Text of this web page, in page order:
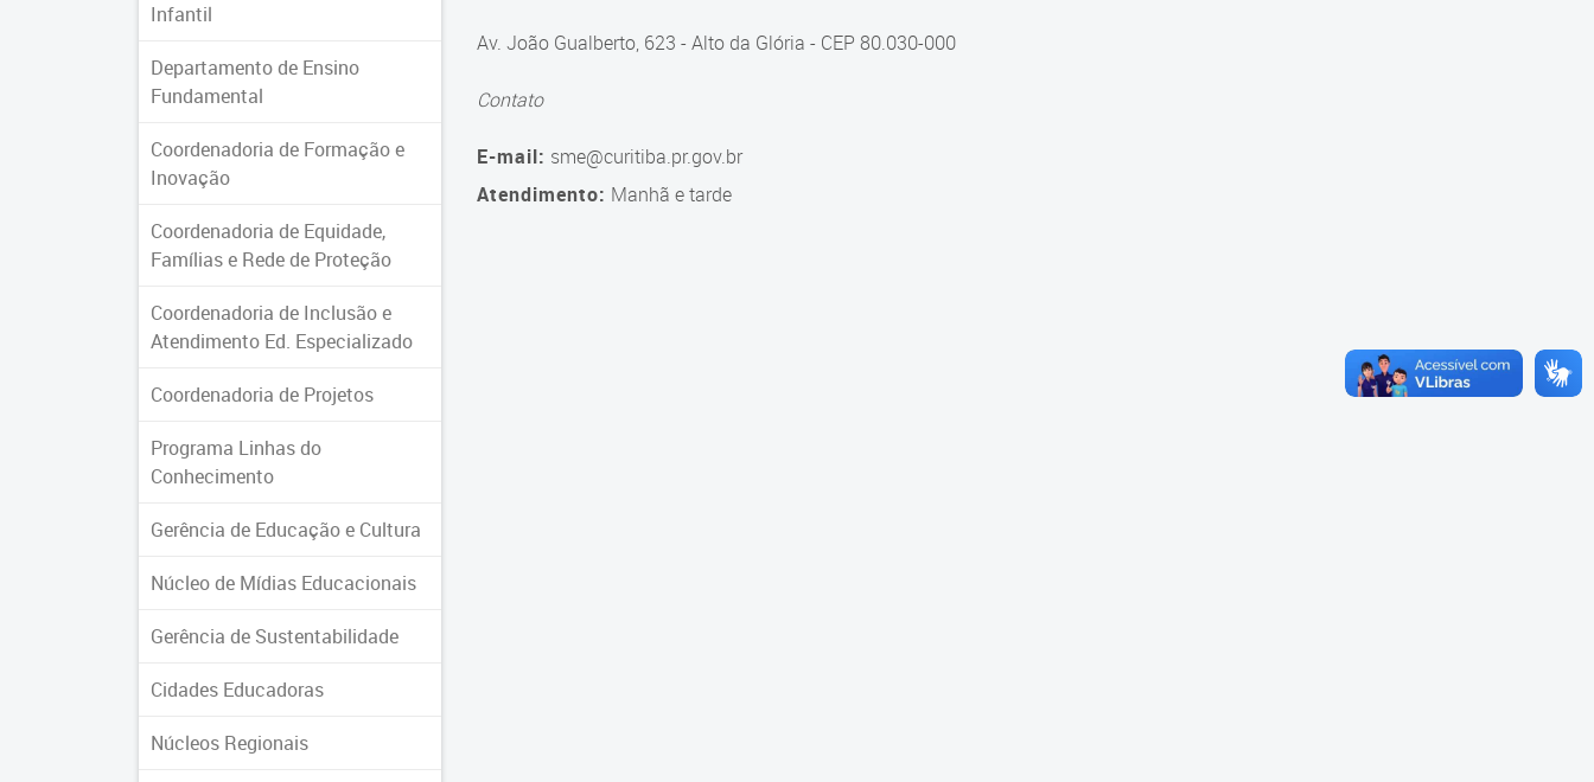
Infantil
Departamento de Ensino
Fundamental
Coordenadoria de Formação e
Inovação
Coordenadoria de Equidade,
Famílias e Rede de Proteção
Coordenadoria de Inclusão e
Atendimento Ed. Especializado
Coordenadoria de Projetos
Programa Linhas do
Conhecimento
Gerência de Educação e Cultura
Núcleo de Mídias Educacionais
Gerência de Sustentabilidade
Cidades Educadoras
Núcleos Regionais
Av. João Gualberto, 623 - Alto da Glória - CEP 80.030-000
Contato
E-mail: sme@curitiba.pr.gov.br
Atendimento: Manhã e tarde